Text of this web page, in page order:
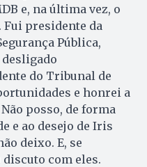
e, na última vez, o
Fui presidente da
Pública,
do Tribunal de
e honrei a
posso, de forma
e ao desejo de Iris
deixo. E, se
com eles.